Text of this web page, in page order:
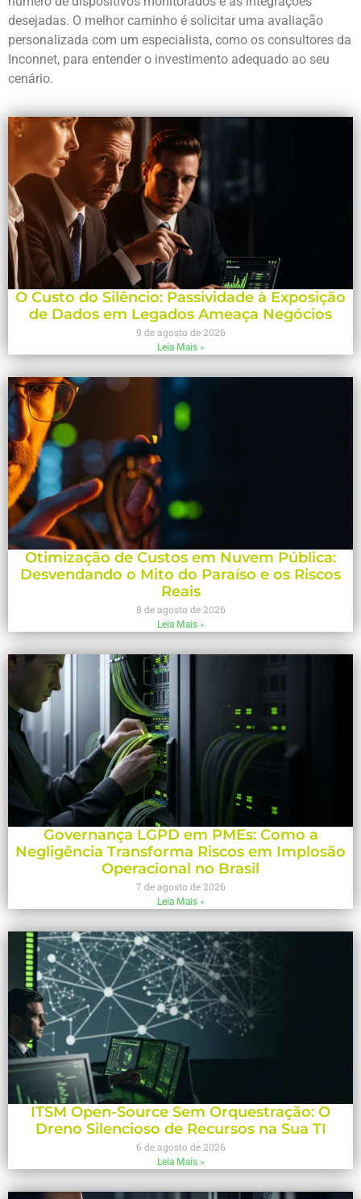
desejadas. O melhor caminho é solicitar uma avaliação
personalizada com um especialista, como os consultores da
Inconnet, para entender o investimento adequado ao seu
cenário.
O Custo do Silêncio: Passividade à Exposição
de Dados em Legados Ameaça Negócios
9 de agosto de 2026
Leia Mais »
Otimização de Custos em Nuvem Pública:
Desvendando o Mito do Paraíso e os Riscos
Reais
8 de agosto de 2026
Leia Mais »
Governança LGPD em PMEs: Como a
Negligência Transforma Riscos em Implosão
Operacional no Brasil
7 de agosto de 2026
Leia Mais »
ITSM Open-Source Sem Orquestração: O
Dreno Silencioso de Recursos na Sua TI
6 de agosto de 2026
Leia Mais »